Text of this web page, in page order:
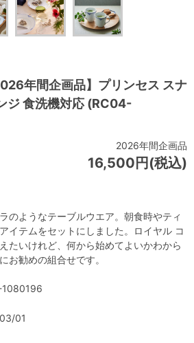
年間企画品】プリンセス スナ
ジ 食洗機対応 (RC04-
2026年間企画品
16,500円(税込)
1080196
01
のようなテーブルウエア。朝食時やティ
イテムをセットにしました。ロイヤル コ
たいけれど、何から始めてよいかわから
お勧めの組合せです。